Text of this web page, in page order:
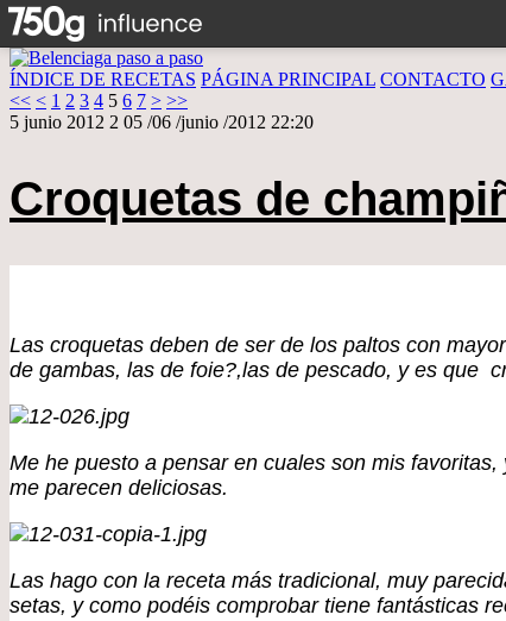
ÍNDICE DE RECETAS PÁGINA PRINCIPAL CONTACTO
<< < 1 2 3 4 5 6 7 > >>
5 junio 2012 2 05 /06 /junio /2012 22:20
Croquetas de
Las croquetas deben de ser de los paltos con
de gambas, las de foie?,las de pescado, y es que
Me he puesto a pensar en cuales son mis
me parecen deliciosas.
Las hago con la receta más tradicional, muy
setas, y como podéis comprobar tiene fantásticas